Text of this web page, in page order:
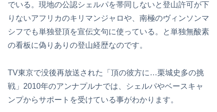
でいる。現地の公認シェルパを帯同しないと登山許可が下
りないアフリカのキリマンジャロや、南極のヴィンソンマ
シフでも単独登頂を宣伝文句に使っている。と単独無酸素
の看板に偽りありの登山経歴なのです。
TV東京で没後再放送された「頂の彼方に…栗城史多の挑
戦」2010年のアンナプルナでは、シェルパやベースキャ
ンプからサポートを受けている事がわかります。